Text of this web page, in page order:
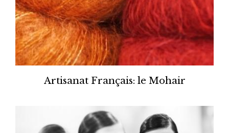
Artisanat Français: le Mohair